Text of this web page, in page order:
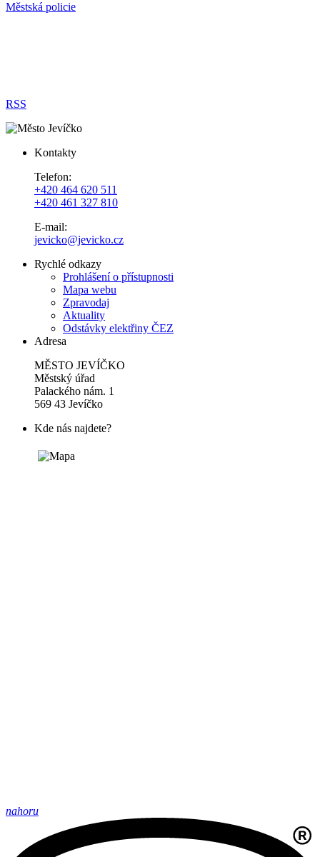
Městská policie
RSS
Kontakty
Telefon:
+420 464 620 511
+420 461 327 810
E-mail:
jevicko@jevicko.cz
Rychlé odkazy
Prohlášení o přístupnosti
Mapa webu
Zpravodaj
Aktuality
Odstávky elektřiny ČEZ
Adresa
MĚSTO JEVÍČKO
Městský úřad
Palackého nám. 1
569 43 Jevíčko
Kde nás najdete?
nahoru